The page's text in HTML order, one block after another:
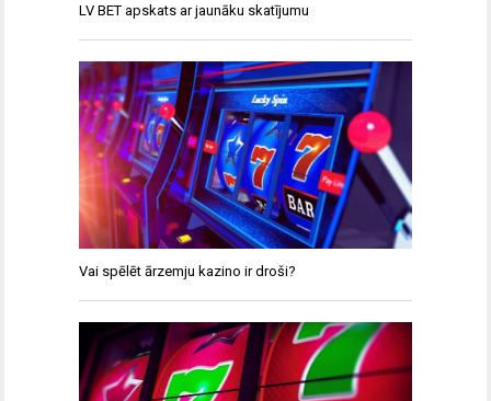
LV BET apskats ar jaunāku skatījumu
Vai spēlēt ārzemju kazino ir droši?